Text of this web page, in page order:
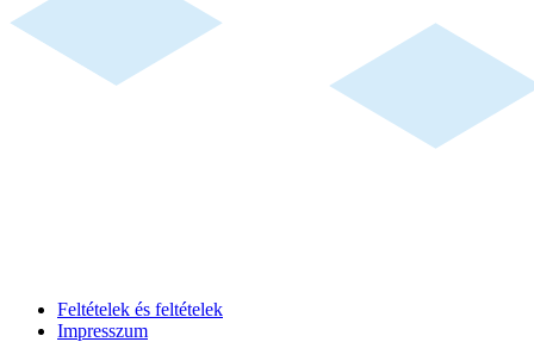
Feltételek és feltételek
Impresszum